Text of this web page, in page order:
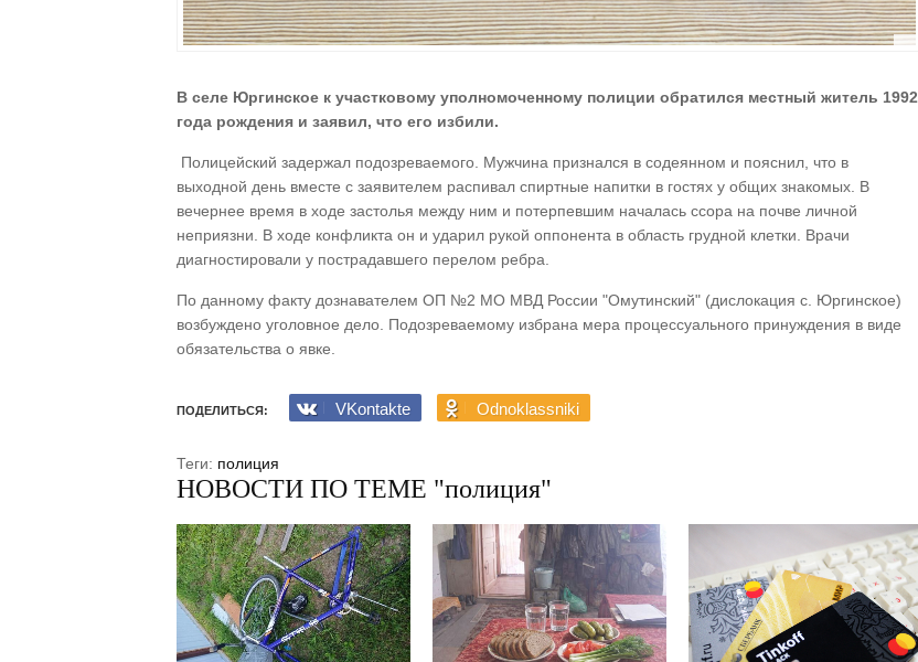
В селе Юргинское к участковому уполномоченному полиции обратился местный житель 1992
года рождения и заявил, что его избили.
Полицейский задержал подозреваемого. Мужчина признался в содеянном и пояснил, что в
выходной день вместе с заявителем распивал спиртные напитки в гостях у общих знакомых. В
вечернее время в ходе застолья между ним и потерпевшим началась ссора на почве личной
неприязни. В ходе конфликта он и ударил рукой оппонента в область грудной клетки. Врачи
диагностировали у пострадавшего перелом ребра.
По данному факту дознавателем ОП №2 МО МВД России "Омутинский" (дислокация с. Юргинское)
возбуждено уголовное дело. Подозреваемому избрана мера процессуального принуждения в виде
обязательства о явке.
ПОДЕЛИТЬСЯ: VKontakte Odnoklassniki
Теги: полиция
НОВОСТИ ПО ТЕМЕ "полиция"